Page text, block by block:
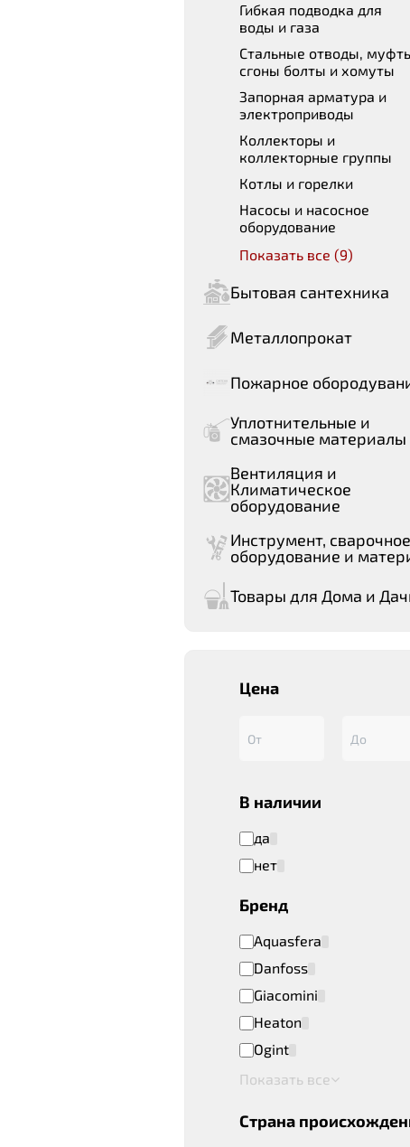
Гибкая подводка для
воды и газа
Стальные отводы,
сгоны болты и хомуты
Запорная арматура и
электроприводы
Коллекторы и
коллекторные группы
Котлы и горелки
Насосы и насосное
оборудование
Показать все (9)
Бытовая сантехника
Металлопрокат
Пожарное
Уплотнительные и
смазочные материалы
Вентиляция и
Климатическое
оборудование
Инструмент, сварочное
оборудование и
Товары для Дома и
Цена
В наличии
да
нет
Бренд
Aquasfera
Danfoss
Giacomini
Heaton
Ogint
Показать все
Страна